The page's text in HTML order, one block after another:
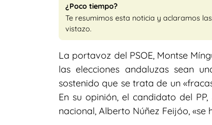
¿Poco tiempo?
Te resumimos esta noticia y aclaramos
vistazo.
La portavoz del PSOE, Montse
las elecciones andaluzas sean
sostenido que se trata de un
En su opinión, el candidato del
nacional, Alberto Núñez Feijóo,